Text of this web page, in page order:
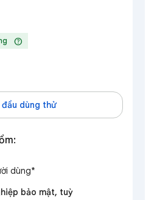
help
đầu dùng thử
dùng*
bảo mật, tuỳ